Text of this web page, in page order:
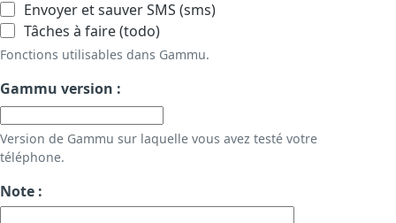
Envoyer et sauver SMS (sms)
Tâches à faire (todo)
Fonctions utilisables dans Gammu.
Gammu version :
Version de Gammu sur laquelle vous avez testé votre
téléphone.
Note :